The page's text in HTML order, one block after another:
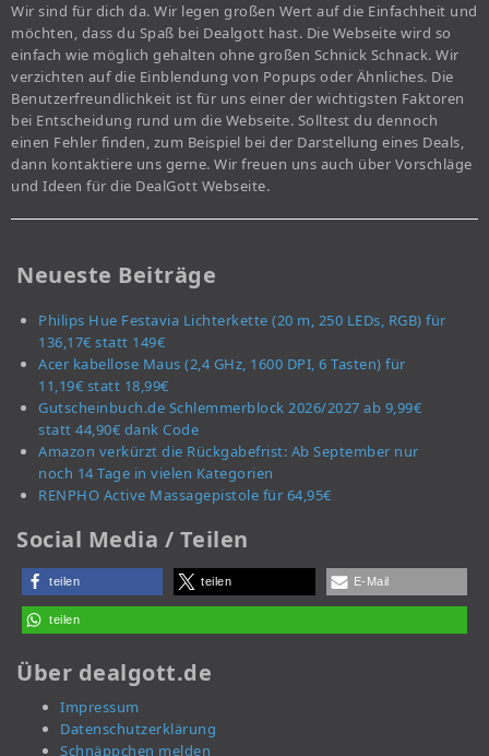
Wir sind für dich da. Wir legen großen Wert auf die Einfachheit und
möchten, dass du Spaß bei Dealgott hast. Die Webseite wird so
einfach wie möglich gehalten ohne großen Schnick Schnack. Wir
verzichten auf die Einblendung von Popups oder Ähnliches. Die
Benutzerfreundlichkeit ist für uns einer der wichtigsten Faktoren
bei Entscheidung rund um die Webseite. Solltest du dennoch
einen Fehler finden, zum Beispiel bei der Darstellung eines Deals,
dann kontaktiere uns gerne. Wir freuen uns auch über Vorschläge
und Ideen für die DealGott Webseite.
Neueste Beiträge
Philips Hue Festavia Lichterkette (20 m, 250 LEDs, RGB) für
136,17€ statt 149€
Acer kabellose Maus (2,4 GHz, 1600 DPI, 6 Tasten) für
11,19€ statt 18,99€
Gutscheinbuch.de Schlemmerblock 2026/2027 ab 9,99€
statt 44,90€ dank Code
Amazon verkürzt die Rückgabefrist: Ab September nur
noch 14 Tage in vielen Kategorien
RENPHO Active Massagepistole für 64,95€
Social Media / Teilen
teilen teilen E-Mail
teilen
Über dealgott.de
Impressum
Datenschutzerklärung
Schnäppchen melden